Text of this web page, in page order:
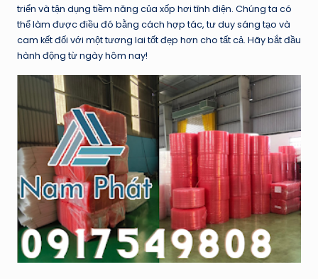
triển và tận dụng tiềm năng của xốp hơi tĩnh điện. Chúng ta có
thể làm được điều đó bằng cách hợp tác, tư duy sáng tạo và
cam kết đối với một tương lai tốt đẹp hơn cho tất cả. Hãy bắt đầu
hành động từ ngày hôm nay!